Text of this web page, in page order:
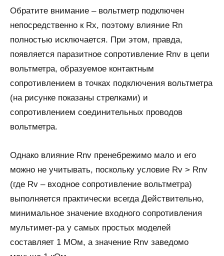
Обратите внимание – вольтметр подключен
непосредственно к Rx, поэтому влияние Rn
полностью исключается. При этом, правда,
появляется паразитное сопротивление Rnv в цепи
вольтметра, образуемое контактным
сопротивлением в точках подключения вольтметра
(на рисунке показаны стрелками) и
сопротивлением соединительных проводов
вольтметра.
Однако влияние Rnv пренебрежимо мало и его
можно не учитывать, поскольку условие Rv > Rnv
(где Rv – входное сопротивление вольтметра)
выполняется практически всегда Действительно,
минимальное значение входного сопротивления
мультимет-ра у самых простых моделей
составляет 1 МОм, а значение Rnv заведомо